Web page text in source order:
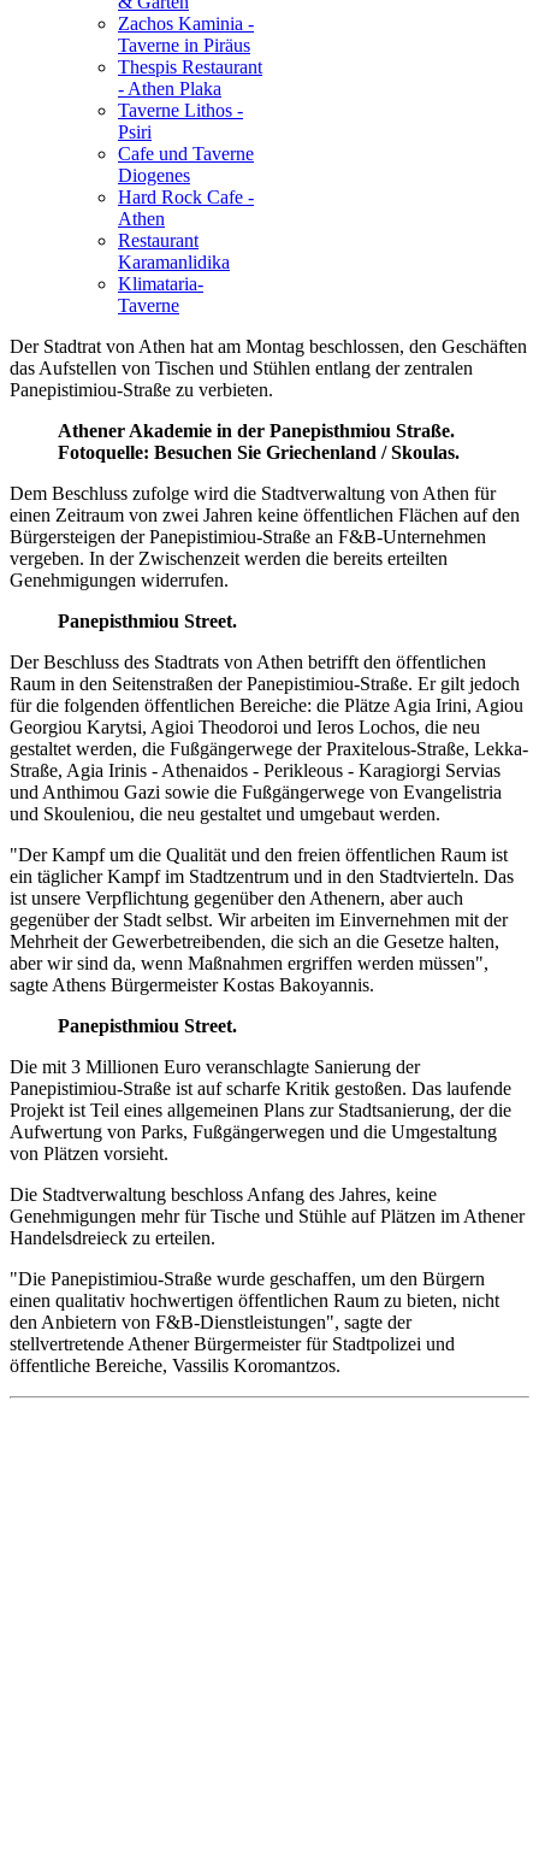
Zachos Kaminia -
Taverne in Piräus
Thespis Restaurant
- Athen Plaka
Taverne Lithos -
Psiri
Cafe und Taverne
Diogenes
Hard Rock Cafe -
Athen
Restaurant
Karamanlidika
Klimataria-
Taverne
Der Stadtrat von Athen hat am Montag beschlossen, den Geschäften
das Aufstellen von Tischen und Stühlen entlang der zentralen
Panepistimiou-Straße zu verbieten.
Athener Akademie in der Panepisthmiou Straße.
Fotoquelle: Besuchen Sie Griechenland / Skoulas.
Dem Beschluss zufolge wird die Stadtverwaltung von Athen für
einen Zeitraum von zwei Jahren keine öffentlichen Flächen auf den
Bürgersteigen der Panepistimiou-Straße an F&B-Unternehmen
vergeben. In der Zwischenzeit werden die bereits erteilten
Genehmigungen widerrufen.
Panepisthmiou Street.
Der Beschluss des Stadtrats von Athen betrifft den öffentlichen
Raum in den Seitenstraßen der Panepistimiou-Straße. Er gilt jedoch
für die folgenden öffentlichen Bereiche: die Plätze Agia Irini, Agiou
Georgiou Karytsi, Agioi Theodoroi und Ieros Lochos, die neu
gestaltet werden, die Fußgängerwege der Praxitelous-Straße, Lekka-
Straße, Agia Irinis - Athenaidos - Perikleous - Karagiorgi Servias
und Anthimou Gazi sowie die Fußgängerwege von Evangelistria
und Skouleniou, die neu gestaltet und umgebaut werden.
"Der Kampf um die Qualität und den freien öffentlichen Raum ist
ein täglicher Kampf im Stadtzentrum und in den Stadtvierteln. Das
ist unsere Verpflichtung gegenüber den Athenern, aber auch
gegenüber der Stadt selbst. Wir arbeiten im Einvernehmen mit der
Mehrheit der Gewerbetreibenden, die sich an die Gesetze halten,
aber wir sind da, wenn Maßnahmen ergriffen werden müssen",
sagte Athens Bürgermeister Kostas Bakoyannis.
Panepisthmiou Street.
Die mit 3 Millionen Euro veranschlagte Sanierung der
Panepistimiou-Straße ist auf scharfe Kritik gestoßen. Das laufende
Projekt ist Teil eines allgemeinen Plans zur Stadtsanierung, der die
Aufwertung von Parks, Fußgängerwegen und die Umgestaltung
von Plätzen vorsieht.
Die Stadtverwaltung beschloss Anfang des Jahres, keine
Genehmigungen mehr für Tische und Stühle auf Plätzen im Athener
Handelsdreieck zu erteilen.
"Die Panepistimiou-Straße wurde geschaffen, um den Bürgern
einen qualitativ hochwertigen öffentlichen Raum zu bieten, nicht
den Anbietern von F&B-Dienstleistungen", sagte der
stellvertretende Athener Bürgermeister für Stadtpolizei und
öffentliche Bereiche, Vassilis Koromantzos.